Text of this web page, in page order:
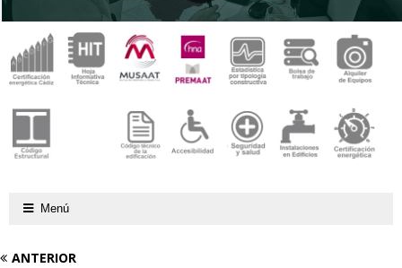
Menú
ANTERIOR